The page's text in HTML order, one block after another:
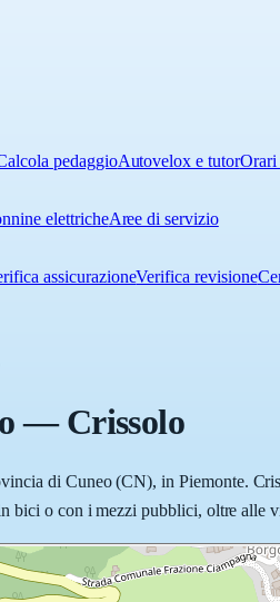
pedaggioAutovelox e tutorOrari
elettricheAree di servizio
assicurazioneVerifica revisione
—Crissolo
di Cuneo (CN), in Piemonte.
bici o con i mezzi pubblici, oltre alle